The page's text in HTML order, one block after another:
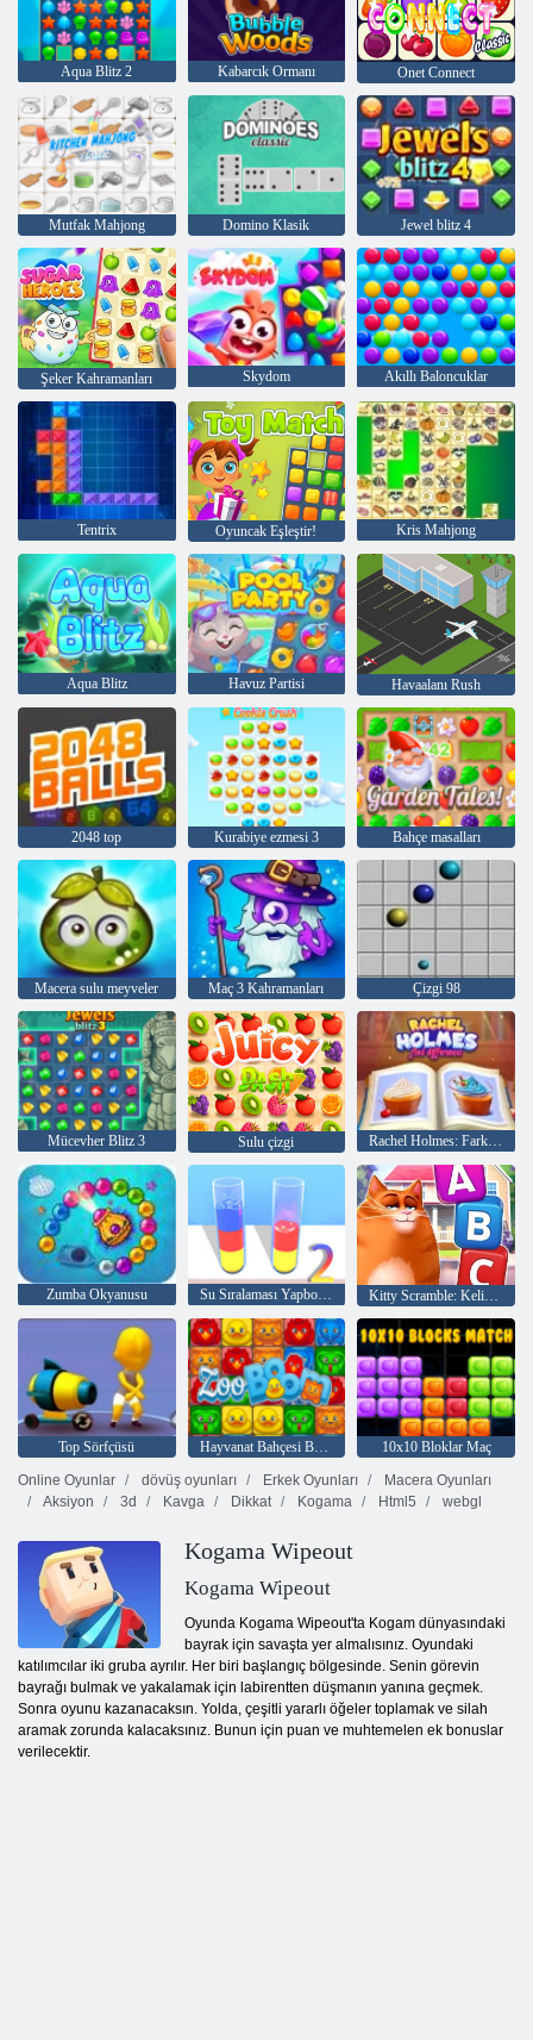
Aqua Blitz 2 Kabarcık Ormanı Onet Connect
Mutfak Mahjong Domino Klasik Jewel blitz 4
Şeker Kahramanları Skydom Akıllı Baloncuklar
Tentrix Oyuncak Eşleştir! Kris Mahjong
Aqua Blitz Havuz Partisi Havaalanı Rush
2048 top Kurabiye ezmesi 3 Bahçe masalları
Macera sulu meyveler Maç 3 Kahramanları Çizgi 98
Mücevher Blitz 3 Sulu çizgi
Zumba Okyanusu Su Sıralaması Yapboz 2 Kitty Scramble: Kelime Yığınları
Top Sörfçüsü Hayvanat Bahçesi Boom
10x10 Bloklar Maç
Online Oyunlar
dövüş oyunları Erkek Oyunları
Macera Oyunları
Aksiyon
3d Kavga Dikkat Kogama Html5 webgl
Kogama Wipeout
Kogama Wipeout
Oyunda Kogama Wipeout'ta Kogam dünyasındaki
bayrak için savaşta yer almalısınız. Oyundaki
katılımcılar iki gruba ayrılır. Her biri başlangıç ​​bölgesinde. Senin görevin
bayrağı bulmak ve yakalamak için labirentten düşmanın yanına geçmek.
Sonra oyunu kazanacaksın. Yolda, çeşitli yararlı öğeler toplamak ve silah
aramak zorunda kalacaksınız. Bunun için puan ve muhtemelen ek bonuslar
verilecektir.